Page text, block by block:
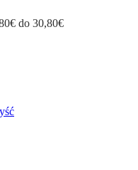
do 30,80€